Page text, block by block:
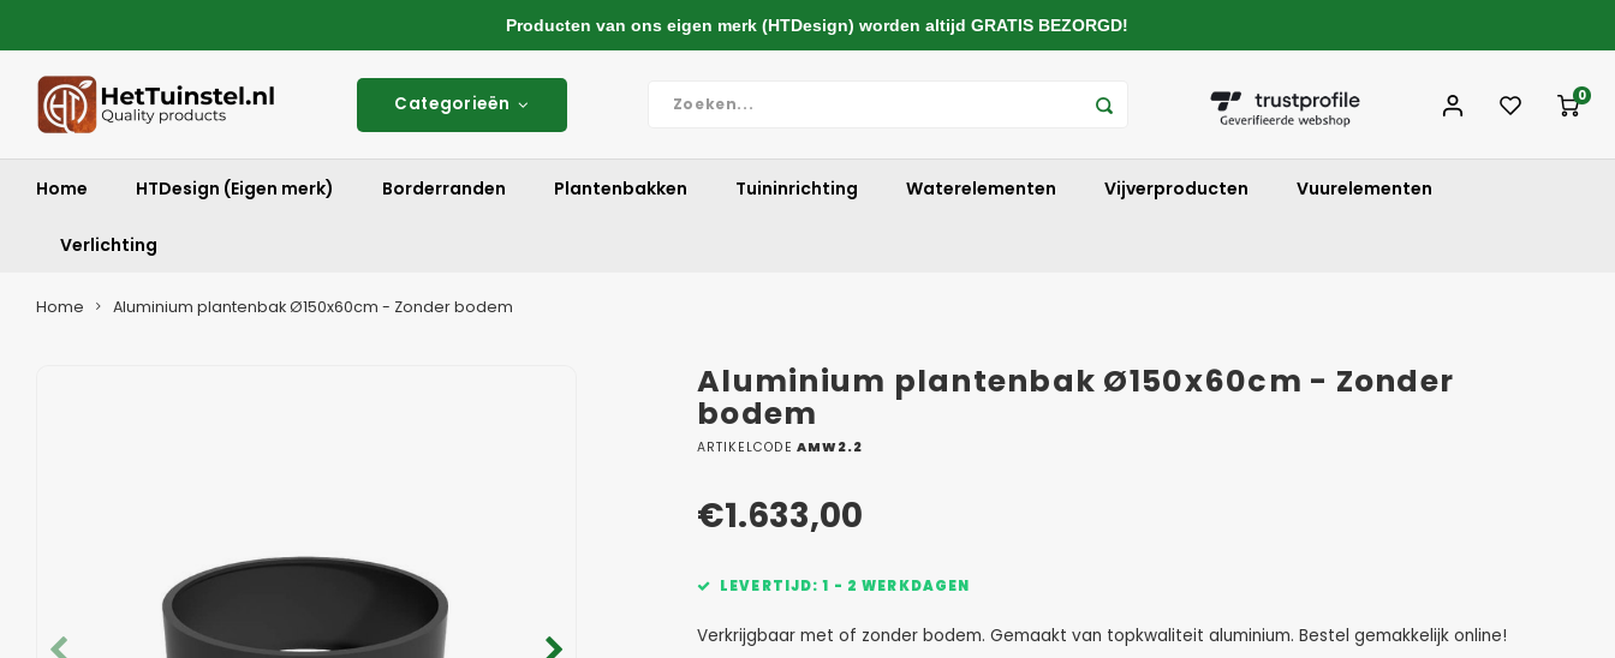
Categorieën 0
Home HTDesign (Eigen merk) Borderranden Plantenbakken Tuininrichting Waterelementen Vijverproducten Vuurelementen
Verlichting
Home Aluminium plantenbak Ø150x60cm - Zonder bodem
Aluminium plantenbak Ø150x60cm - Zonder
bodem
ARTIKELCODE AMW2.2
€1.633,00
LEVERTIJD: 1 - 2 WERKDAGEN
Verkrijgbaar met of zonder bodem. Gemaakt van topkwaliteit aluminium. Bestel gemakkelijk online!
Producten van ons eigen merk (HTDesign) worden altijd GRATIS BEZORGD!